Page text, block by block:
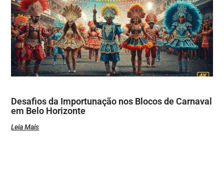
Desafios da Importunação nos Blocos de Carnaval
em Belo Horizonte
Leia Mais